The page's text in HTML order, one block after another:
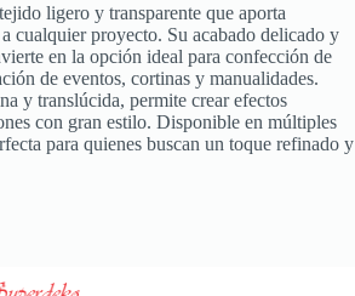
ligero y transparente que aporta
cualquier proyecto. Su acabado delicado y
en la opción ideal para confección de
de eventos, cortinas y manualidades.
y translúcida, permite crear efectos
con gran estilo. Disponible en múltiples
para quienes buscan un toque refinado y